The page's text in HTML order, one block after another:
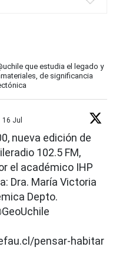
que estudia el legado y
de significancia
16 Jul
nueva edición de
102.5 FM,
el académico IHP
Dra. María Victoria
Depto.
pensar-habitar